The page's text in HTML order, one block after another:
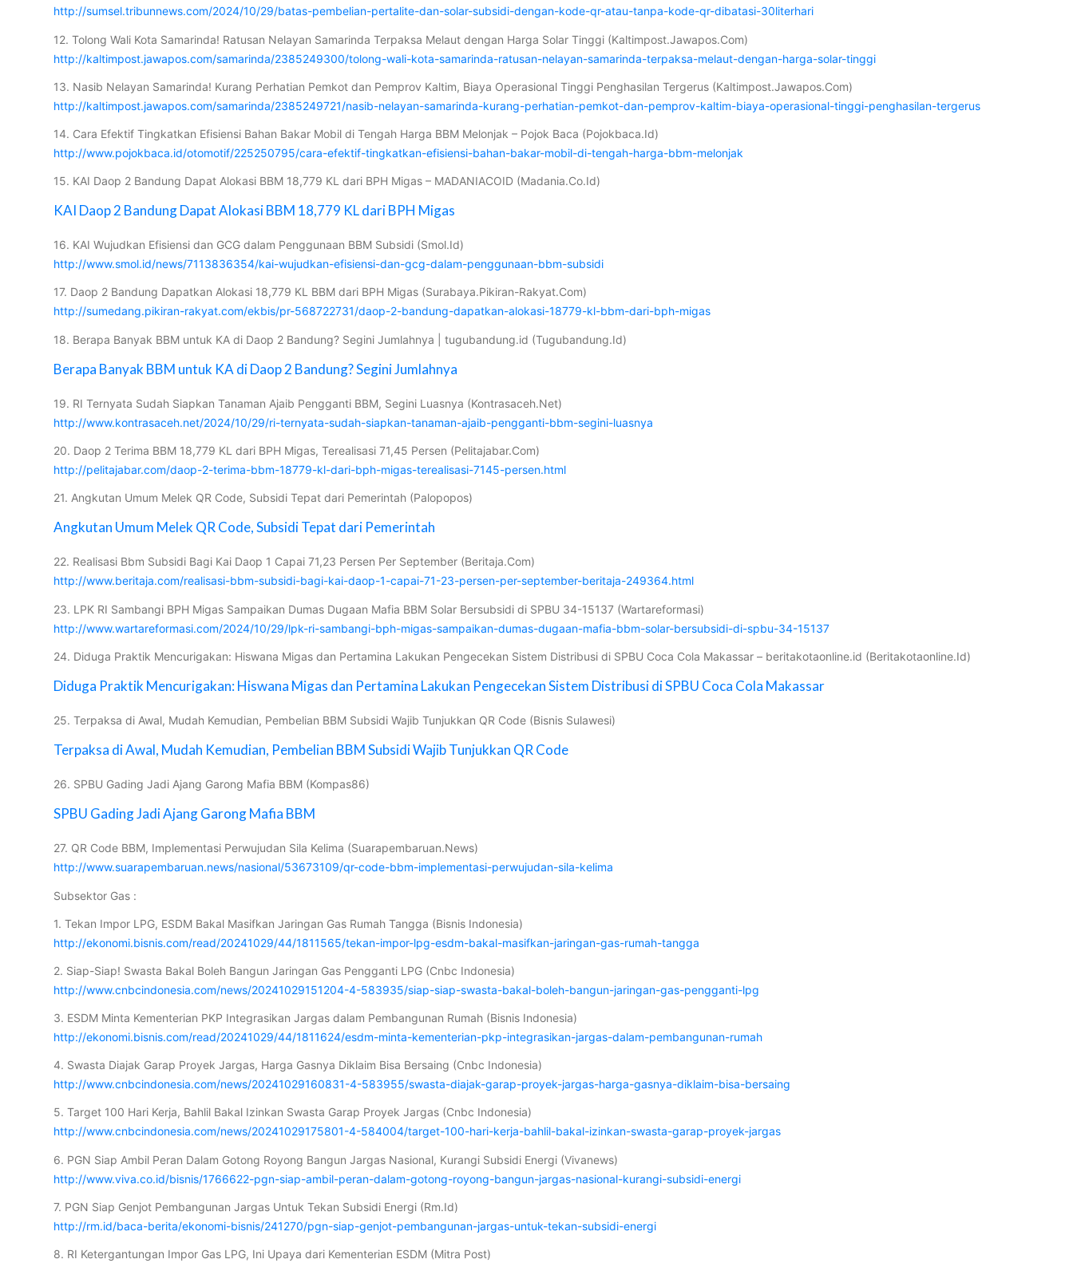
http://sumsel.tribunnews.com/2024/10/29/batas-pembelian-pertalite-dan-solar-subsidi-dengan-kode-qr-atau-tanpa-kode-qr-dibatasi-30literhari
12. Tolong Wali Kota Samarinda! Ratusan Nelayan Samarinda Terpaksa Melaut dengan Harga Solar Tinggi (Kaltimpost.Jawapos.Com)
http://kaltimpost.jawapos.com/samarinda/2385249300/tolong-wali-kota-samarinda-ratusan-nelayan-samarinda-terpaksa-melaut-dengan-harga-solar-tinggi
13. Nasib Nelayan Samarinda! Kurang Perhatian Pemkot dan Pemprov Kaltim, Biaya Operasional Tinggi Penghasilan Tergerus (Kaltimpost.Jawapos.Com)
http://kaltimpost.jawapos.com/samarinda/2385249721/nasib-nelayan-samarinda-kurang-perhatian-pemkot-dan-pemprov-kaltim-biaya-operasional-tinggi-penghasilan-tergerus
14. Cara Efektif Tingkatkan Efisiensi Bahan Bakar Mobil di Tengah Harga BBM Melonjak – Pojok Baca (Pojokbaca.Id)
http://www.pojokbaca.id/otomotif/225250795/cara-efektif-tingkatkan-efisiensi-bahan-bakar-mobil-di-tengah-harga-bbm-melonjak
15. KAI Daop 2 Bandung Dapat Alokasi BBM 18,779 KL dari BPH Migas – MADANIACOID (Madania.Co.Id)
KAI Daop 2 Bandung Dapat Alokasi BBM 18,779 KL dari BPH Migas
16. KAI Wujudkan Efisiensi dan GCG dalam Penggunaan BBM Subsidi (Smol.Id)
http://www.smol.id/news/7113836354/kai-wujudkan-efisiensi-dan-gcg-dalam-penggunaan-bbm-subsidi
17. Daop 2 Bandung Dapatkan Alokasi 18,779 KL BBM dari BPH Migas (Surabaya.Pikiran-Rakyat.Com)
http://sumedang.pikiran-rakyat.com/ekbis/pr-568722731/daop-2-bandung-dapatkan-alokasi-18779-kl-bbm-dari-bph-migas
18. Berapa Banyak BBM untuk KA di Daop 2 Bandung? Segini Jumlahnya | tugubandung.id (Tugubandung.Id)
Berapa Banyak BBM untuk KA di Daop 2 Bandung? Segini Jumlahnya
19. RI Ternyata Sudah Siapkan Tanaman Ajaib Pengganti BBM, Segini Luasnya (Kontrasaceh.Net)
http://www.kontrasaceh.net/2024/10/29/ri-ternyata-sudah-siapkan-tanaman-ajaib-pengganti-bbm-segini-luasnya
20. Daop 2 Terima BBM 18,779 KL dari BPH Migas, Terealisasi 71,45 Persen (Pelitajabar.Com)
http://pelitajabar.com/daop-2-terima-bbm-18779-kl-dari-bph-migas-terealisasi-7145-persen.html
21. Angkutan Umum Melek QR Code, Subsidi Tepat dari Pemerintah (Palopopos)
Angkutan Umum Melek QR Code, Subsidi Tepat dari Pemerintah
22. Realisasi Bbm Subsidi Bagi Kai Daop 1 Capai 71,23 Persen Per September (Beritaja.Com)
http://www.beritaja.com/realisasi-bbm-subsidi-bagi-kai-daop-1-capai-71-23-persen-per-september-beritaja-249364.html
23. LPK RI Sambangi BPH Migas Sampaikan Dumas Dugaan Mafia BBM Solar Bersubsidi di SPBU 34-15137 (Wartareformasi)
http://www.wartareformasi.com/2024/10/29/lpk-ri-sambangi-bph-migas-sampaikan-dumas-dugaan-mafia-bbm-solar-bersubsidi-di-spbu-34-15137
24. Diduga Praktik Mencurigakan: Hiswana Migas dan Pertamina Lakukan Pengecekan Sistem Distribusi di SPBU Coca Cola Makassar – beritakotaonline.id (Beritakotaonline.Id)
Diduga Praktik Mencurigakan: Hiswana Migas dan Pertamina Lakukan Pengecekan Sistem Distribusi di SPBU Coca Cola Makassar
25. Terpaksa di Awal, Mudah Kemudian, Pembelian BBM Subsidi Wajib Tunjukkan QR Code (Bisnis Sulawesi)
Terpaksa di Awal, Mudah Kemudian, Pembelian BBM Subsidi Wajib Tunjukkan QR Code
26. SPBU Gading Jadi Ajang Garong Mafia BBM (Kompas86)
SPBU Gading Jadi Ajang Garong Mafia BBM
27. QR Code BBM, Implementasi Perwujudan Sila Kelima (Suarapembaruan.News)
http://www.suarapembaruan.news/nasional/53673109/qr-code-bbm-implementasi-perwujudan-sila-kelima
Subsektor Gas :
1. Tekan Impor LPG, ESDM Bakal Masifkan Jaringan Gas Rumah Tangga (Bisnis Indonesia)
http://ekonomi.bisnis.com/read/20241029/44/1811565/tekan-impor-lpg-esdm-bakal-masifkan-jaringan-gas-rumah-tangga
2. Siap-Siap! Swasta Bakal Boleh Bangun Jaringan Gas Pengganti LPG (Cnbc Indonesia)
http://www.cnbcindonesia.com/news/20241029151204-4-583935/siap-siap-swasta-bakal-boleh-bangun-jaringan-gas-pengganti-lpg
3. ESDM Minta Kementerian PKP Integrasikan Jargas dalam Pembangunan Rumah (Bisnis Indonesia)
http://ekonomi.bisnis.com/read/20241029/44/1811624/esdm-minta-kementerian-pkp-integrasikan-jargas-dalam-pembangunan-rumah
4. Swasta Diajak Garap Proyek Jargas, Harga Gasnya Diklaim Bisa Bersaing (Cnbc Indonesia)
http://www.cnbcindonesia.com/news/20241029160831-4-583955/swasta-diajak-garap-proyek-jargas-harga-gasnya-diklaim-bisa-bersaing
5. Target 100 Hari Kerja, Bahlil Bakal Izinkan Swasta Garap Proyek Jargas (Cnbc Indonesia)
http://www.cnbcindonesia.com/news/20241029175801-4-584004/target-100-hari-kerja-bahlil-bakal-izinkan-swasta-garap-proyek-jargas
6. PGN Siap Ambil Peran Dalam Gotong Royong Bangun Jargas Nasional, Kurangi Subsidi Energi (Vivanews)
http://www.viva.co.id/bisnis/1766622-pgn-siap-ambil-peran-dalam-gotong-royong-bangun-jargas-nasional-kurangi-subsidi-energi
7. PGN Siap Genjot Pembangunan Jargas Untuk Tekan Subsidi Energi (Rm.Id)
http://rm.id/baca-berita/ekonomi-bisnis/241270/pgn-siap-genjot-pembangunan-jargas-untuk-tekan-subsidi-energi
8. RI Ketergantungan Impor Gas LPG, Ini Upaya dari Kementerian ESDM (Mitra Post)